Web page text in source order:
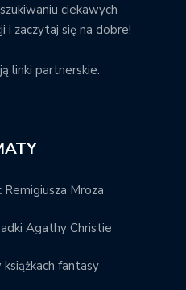
ciekawych
i zaczytaj się na dobre!
linki partnerskie.
Mroza
Agathy Christie
fantasy